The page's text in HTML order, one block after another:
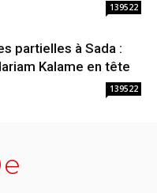
139522
partielles à Sada :
Kalame en tête
139522